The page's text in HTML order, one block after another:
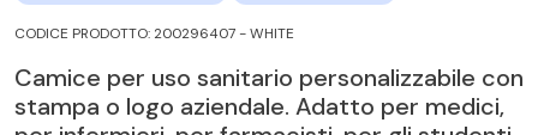
CODICE PRODOTTO: 200296407 - WHITE
Camice per uso sanitario personalizzabile con
stampa o logo aziendale. Adatto per medici,